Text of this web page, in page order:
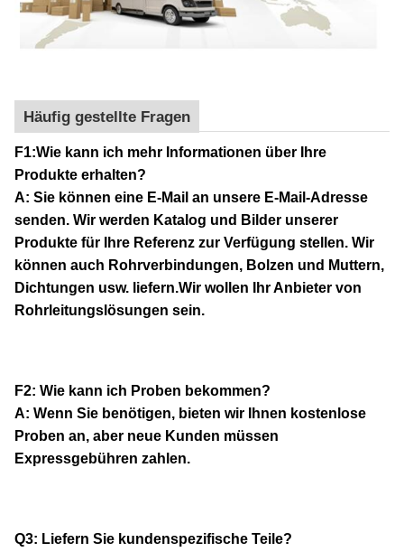
Häufig gestellte Fragen
F1:Wie kann ich mehr Informationen über Ihre
Produkte erhalten?
A: Sie können eine E-Mail an unsere E-Mail-Adresse
senden. Wir werden Katalog und Bilder unserer
Produkte für Ihre Referenz zur Verfügung stellen. Wir
können auch Rohrverbindungen, Bolzen und Muttern,
Dichtungen usw. liefern.Wir wollen Ihr Anbieter von
Rohrleitungslösungen sein.
F2: Wie kann ich Proben bekommen?
A: Wenn Sie benötigen, bieten wir Ihnen kostenlose
Proben an, aber neue Kunden müssen
Expressgebühren zahlen.
Q3: Liefern Sie kundenspezifische Teile?